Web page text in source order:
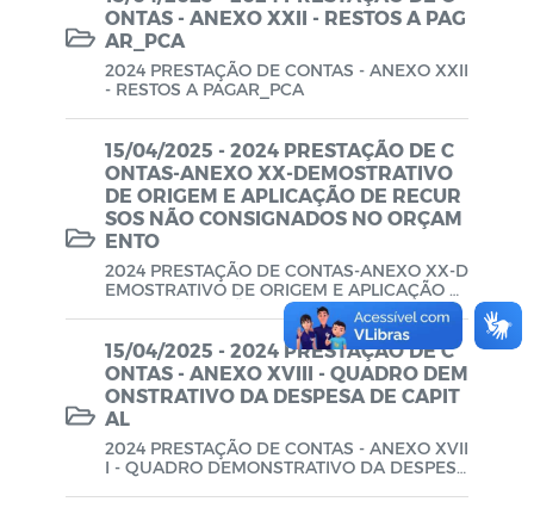
ONTAS - ANEXO XXII - RESTOS A PAG
AR_PCA
2024 PRESTAÇÃO DE CONTAS - ANEXO XXII
- RESTOS A PAGAR_PCA
15/04/2025 - 2024 PRESTAÇÃO DE C
ONTAS-ANEXO XX-DEMOSTRATIVO
DE ORIGEM E APLICAÇÃO DE RECUR
SOS NÃO CONSIGNADOS NO ORÇAM
ENTO
2024 PRESTAÇÃO DE CONTAS-ANEXO XX-D
EMOSTRATIVO DE ORIGEM E APLICAÇÃO D
E RECURSOS NÃO CONSIGNADOS NO ORÇ
15/04/2025 - 2024 PRESTAÇÃO DE C
ONTAS - ANEXO XVIII - QUADRO DEM
ONSTRATIVO DA DESPESA DE CAPIT
AL
2024 PRESTAÇÃO DE CONTAS - ANEXO XVII
I - QUADRO DEMONSTRATIVO DA DESPESA